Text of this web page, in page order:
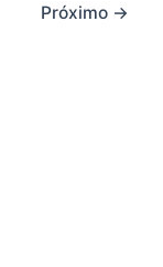
Próximo →